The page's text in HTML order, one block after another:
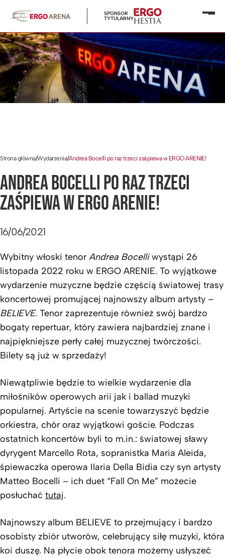
SPONSOR
TYTULARNY
Strona główna/Wydarzenia/Andrea Bocelli po raz trzeci zaśpiewa w ERGO ARENIE!
ANDREA BOCELLI PO RAZ TRZECI
ZAŚPIEWA W ERGO ARENIE!
16/06/2021
Wybitny włoski tenor Andrea Bocelliwystąpi 26
listopada 2022 roku w ERGO ARENIE. To wyjątkowe
wydarzenie muzyczne będzie częścią światowej trasy
koncertowej promującej najnowszy album artysty –
BELIEVE. Tenor zaprezentuje również swój bardzo
bogaty repertuar, który zawiera najbardziej znane i
najpiękniejsze perły całej muzycznej twórczości.
Bilety są już w sprzedaży!
Niewątpliwie będzie to wielkie wydarzenie dla
miłośników operowych arii jak i ballad muzyki
popularnej. Artyście na scenie towarzyszyć będzie
orkiestra, chór oraz wyjątkowi goście. Podczas
ostatnich koncertów byli to m.in.: światowej sławy
dyrygent Marcello Rota, sopranistka Maria Aleida,
śpiewaczka operowa Ilaria Della Bidia czy syn artysty
Matteo Bocelli – ich duet “Fall On Me” możecie
posłuchać tutaj.
Najnowszy album BELIEVE to przejmujący i bardzo
osobisty zbiór utworów, celebrujący siłę muzyki, która
koi duszę. Na płycie obok tenora możemy usłyszeć